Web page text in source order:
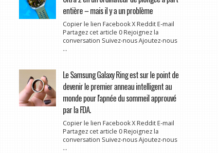
entière – mais il y a un problème
Copier le lien Facebook X Reddit E-mail
Partagez cet article 0 Rejoignez la
conversation Suivez-nous Ajoutez-nous
...
Le Samsung Galaxy Ring est sur le point de
devenir le premier anneau intelligent au
monde pour l'apnée du sommeil approuvé
par la FDA.
Copier le lien Facebook X Reddit E-mail
Partagez cet article 0 Rejoignez la
conversation Suivez-nous Ajoutez-nous
...